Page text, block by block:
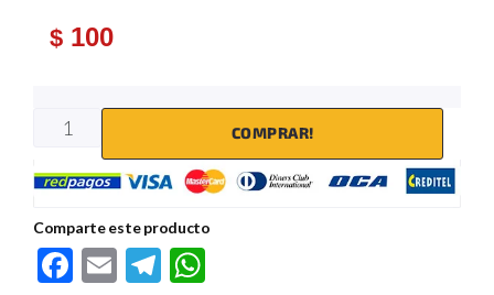
$ 100
COMPRAR!
Comparte este producto
F
E
Te